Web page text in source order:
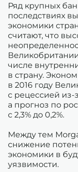
Ряд крупных
последствиях
экономики
считают, что
числе
в страну.
в 2016 году
с рецессией из-
а прогноз по
с 2,3% до 0,2%.
Между тем
снижение
экономики в
уязвимости.